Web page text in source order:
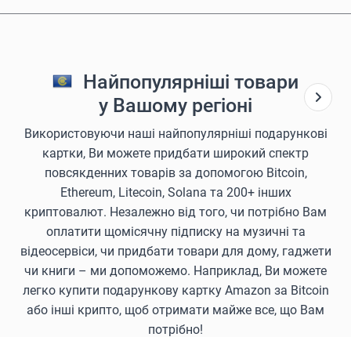
Найпопулярніші товари
у Вашому регіоні
Використовуючи наші найпопулярніші подарункові
картки, Ви можете придбати широкий спектр
повсякденних товарів за допомогою Bitcoin,
Ethereum, Litecoin, Solana та 200+ інших
криптовалют. Незалежно від того, чи потрібно Вам
оплатити щомісячну підписку на музичні та
відеосервіси, чи придбати товари для дому, гаджети
чи книги – ми допоможемо. Наприклад, Ви можете
легко купити подарункову картку Amazon за Bitcoin
або інші крипто, щоб отримати майже все, що Вам
потрібно!